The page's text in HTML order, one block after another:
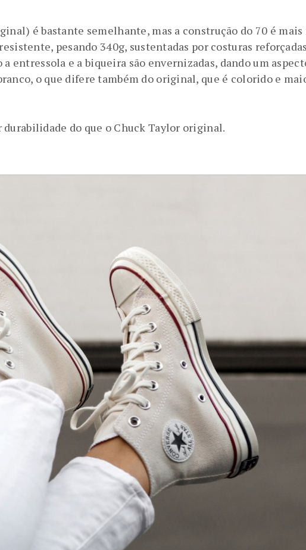
é bastante semelhante, mas a construção do 70 é mais
pesando 340g, sustentadas por costuras
entressola e a biqueira são envernizadas, dando um
o que difere também do original, que é colorido e
do que o Chuck Taylor original.